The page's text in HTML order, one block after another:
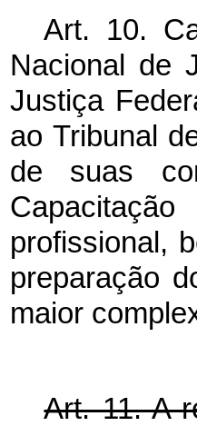
Art. 10.
Nacional de
Justiça
ao Tribunal
de suas
profissional,
preparação
maior
Art. 11. A